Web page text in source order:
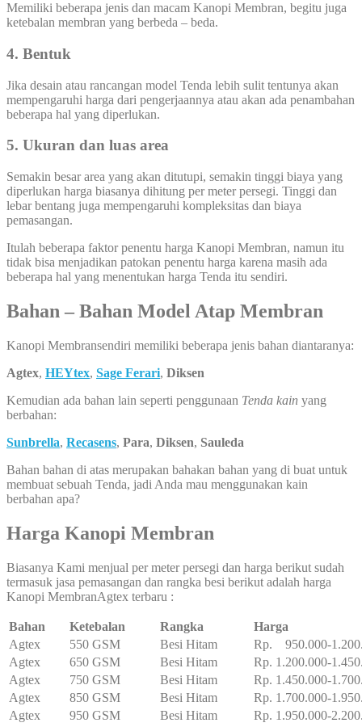
Memiliki beberapa jenis dan macam Kanopi Membran, begitu juga
ketebalan membran yang berbeda – beda.
4. Bentuk
Jika desain atau rancangan model Tenda lebih sulit tentunya akan
mempengaruhi harga dari pengerjaannya atau akan ada penambahan
beberapa hal yang diperlukan.
5. Ukuran dan luas area
Semakin besar area yang akan ditutupi, semakin tinggi biaya yang
diperlukan harga biasanya dihitung per meter persegi. Tinggi dan
lebar bentang juga mempengaruhi kompleksitas dan biaya
pemasangan.
Itulah beberapa faktor penentu harga Kanopi Membran, namun itu
tidak bisa menjadikan patokan penentu harga karena masih ada
beberapa hal yang menentukan harga Tenda itu sendiri.
Bahan – Bahan Model Atap Membran
Kanopi Membransendiri memiliki beberapa jenis bahan diantaranya:
Agtex, HEYtex, Sage Ferari, Diksen
Kemudian ada bahan lain seperti penggunaan Tenda kain yang
berbahan:
Sunbrella, Recasens, Para, Diksen, Sauleda
Bahan bahan di atas merupakan bahakan bahan yang di buat untuk
membuat sebuah Tenda, jadi Anda mau menggunakan kain
berbahan apa?
Harga Kanopi Membran
Biasanya Kami menjual per meter persegi dan harga berikut sudah
termasuk jasa pemasangan dan rangka besi berikut adalah harga
Kanopi MembranAgtex terbaru :
Bahan Ketebalan Rangka
Harga
Agtex
550 GSM Besi Hitam
Rp. 950.000-
Agtex
650 GSM Besi Hitam
Rp. 1.200.000-
Agtex
750 GSM Besi Hitam
Rp. 1.450.000-
Agtex
850 GSM Besi Hitam
Rp. 1.700.000-
Agtex
950 GSM Besi Hitam Rp. 1.950.000-